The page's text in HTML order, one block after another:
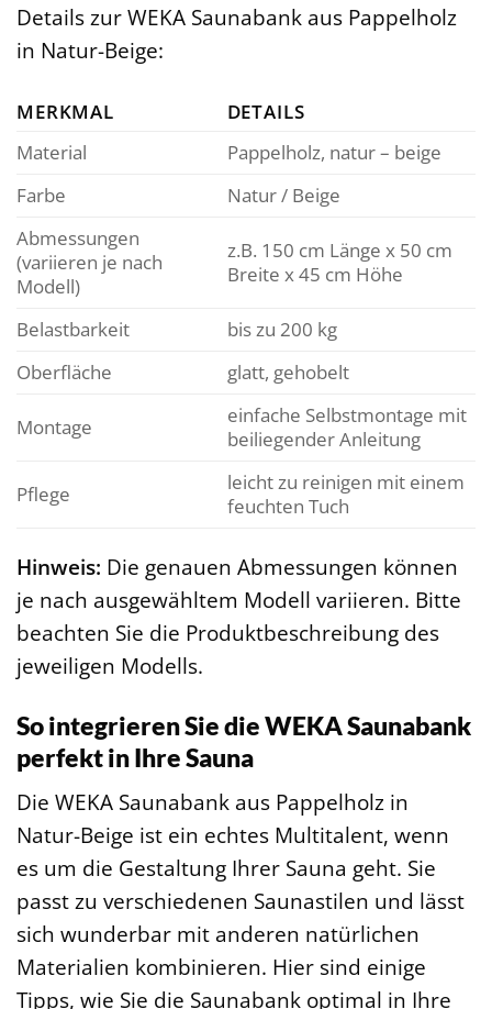
Details zur WEKA Saunabank aus Pappelholz
in Natur-Beige:
MERKMAL
DETAILS
Material
Pappelholz, natur – beige
Farbe
Natur / Beige
Abmessungen
(variieren je nach
Modell)
z.B. 150 cm Länge x 50 cm
Breite x 45 cm Höhe
Belastbarkeit
bis zu 200 kg
Oberfläche
glatt, gehobelt
Montage
einfache Selbstmontage mit
beiliegender Anleitung
Pflege
leicht zu reinigen mit einem
feuchten Tuch
Hinweis: Die genauen Abmessungen können
je nach ausgewähltem Modell variieren. Bitte
beachten Sie die Produktbeschreibung des
jeweiligen Modells.
So integrieren Sie die WEKA Saunabank
perfekt in Ihre Sauna
Die WEKA Saunabank aus Pappelholz in
Natur-Beige ist ein echtes Multitalent, wenn
es um die Gestaltung Ihrer Sauna geht. Sie
passt zu verschiedenen Saunastilen und lässt
sich wunderbar mit anderen natürlichen
Materialien kombinieren. Hier sind einige
Tipps, wie Sie die Saunabank optimal in Ihre